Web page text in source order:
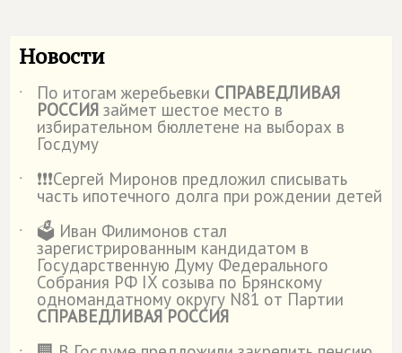
Новости
˙ По итогам жеребьевки СПРАВЕДЛИВАЯ
РОССИЯ займет шестое место в
избирательном бюллетене на выборах в
Госдуму
˙
❗️❗️❗️Сергей Миронов предложил списывать
часть ипотечного долга при рождении детей
˙
🗳️ Иван Филимонов стал
зарегистрированным кандидатом в
Государственную Думу Федерального
Собрания РФ IX созыва по Брянскому
одномандатному округу N81 от Партии
СПРАВЕДЛИВАЯ РОССИЯ